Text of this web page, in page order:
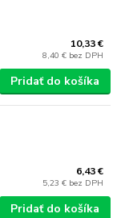
10,33 €
8,40 € bez DPH
Pridať do košíka
6,43 €
5,23 € bez DPH
Pridať do košíka